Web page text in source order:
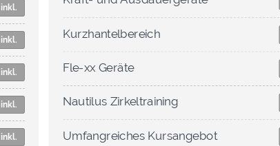
inkl.
inkl.
inkl.
inkl.
inkl.
Kurzhantelbereich
Fle-xx Geräte
Nautilus Zirkeltraining
Umfangreiches Kursangebot